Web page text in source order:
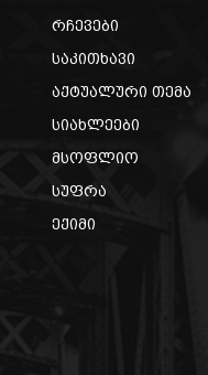
რჩევები
საკითხავი
აქტუალური თემა
სიახლეები
მსოფლიო
სუფრა
ექიმი